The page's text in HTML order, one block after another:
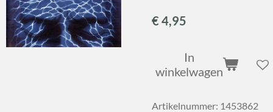
€ 4,95
In
winkelwagen
Artikelnummer: 1453862